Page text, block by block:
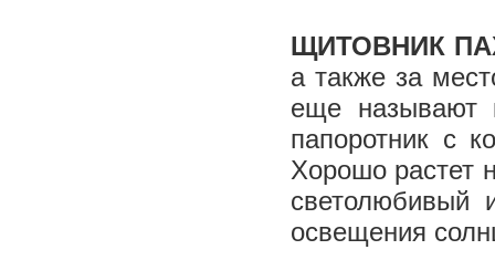
ЩИТОВНИК
а также за
еще называют
папоротник с
Хорошо растет
светолюбивый
освещения